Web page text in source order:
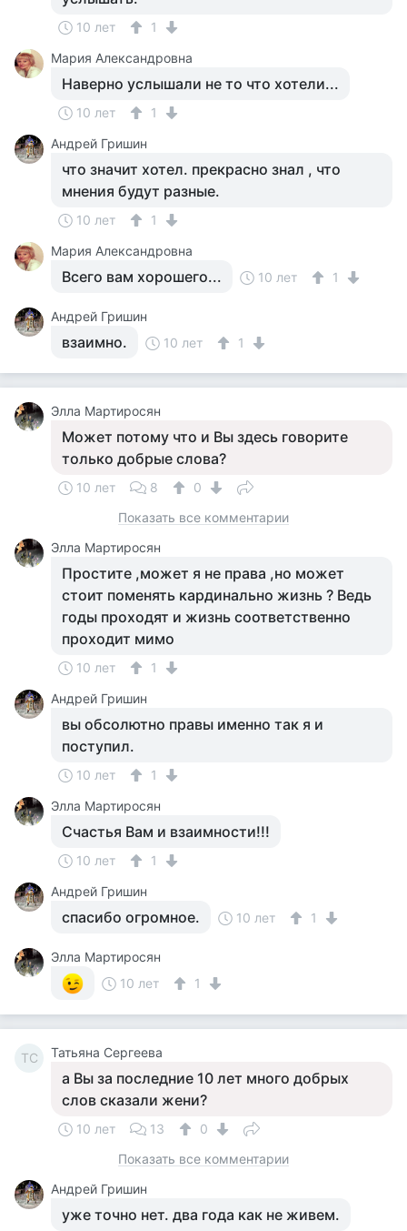
10 лет
1
Мария Александровна
Наверно услышали не то что хотели...
10 лет
1
Андрей Гришин
что значит хотел. прекрасно знал , что
мнения будут разные.
10 лет
1
Мария Александровна
Всего вам хорошего... 10 лет 1
Андрей Гришин
взаимно. 10 лет 1
Элла Мартиросян
Может потому что и Вы здесь говорите
только добрые слова?
10 лет 8
0
Показать все комментарии
Элла Мартиросян
Простите ,может я не права ,но может
стоит поменять кардинально жизнь ? Ведь
годы проходят и жизнь соответственно
проходит мимо
10 лет
1
Андрей Гришин
вы обсолютно правы именно так я и
поступил.
10 лет
1
Элла Мартиросян
Счастья Вам и взаимности!!!
10 лет
1
Андрей Гришин
спасибо огромное. 10 лет 1
Элла Мартиросян
10 лет
1
ТС Татьяна Сергеева
а Вы за последние 10 лет много добрых
слов сказали жени?
10 лет 13
0
Показать все комментарии
Андрей Гришин
уже точно нет. два года как не живем.